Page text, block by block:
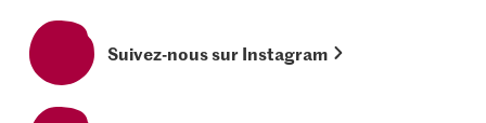
Suivez-nous sur Instagram